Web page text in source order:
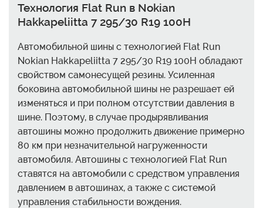
Технология Flat Run в Nokian
Hakkapeliitta 7 295/30 R19 100H
Автомобильной шины с технологией Flat Run
Nokian Hakkapeliitta 7 295/30 R19 100H обладают
свойством самонесущей резины. Усиленная
боковина автомобильной шины не разрешает ей
изменяться и при полном отсутствии давления в
шине. Поэтому, в случае продырявливания
автошины можно продолжить движение примерно
80 км при незначительной нагруженности
автомобиля. Автошины с технологией Flat Run
ставятся на автомобили с средством управления
давлением в автошинах, а также с системой
управления стабильности вождения.